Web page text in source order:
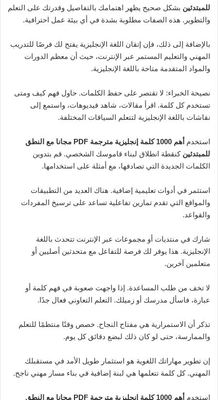
للمبتدئين بشكل صحيح يظهر اهتمامك بالتفاصيل وقدرتك على التعلم
والتطوير. هذه الصفات مطلوبة بشدة في أي بيئة عمل احترافية.
بالإضافة إلى ذلك، فإن إتقان اللغة الإنجليزية يفتح لك فرصًا للتدريب
المهني والتعليم المستمر عبر الإنترنت، حيث أن معظم الدورات
والمواد المتقدمة متاحة باللغة الإنجليزية.
نصيحة الخبراء: لا تقتصر على حفظ الكلمات. حاول فهم كيف ومتى
تستخدم كل كلمة. اقرأ مقالات، شاهد فيديوهات، واستمع إلى
نقاشات باللغة الإنجليزية لتتعلم السياقات المختلفة.
استخدم
أهم 1000 كلمة إنجليزية مترجمة PDF مجانا مع النطق
للمبتدئين كنقطة انطلاق لبناء قاموسك الشخصي. قم بتدوين
الكلمات الجديدة التي تصادفها، مع أمثلة على استخدامها.
استثمر في أدوات تعليمية إضافية. هناك العديد من التطبيقات
والمواقع التي تقدم تمارين تفاعلية تساعد على ترسيخ المفردات
والقواعد.
شارك في منتديات أو مجموعات عبر الإنترنت تتحدث باللغة
الإنجليزية. هذا يوفر لك فرصة للتفاعل مع متحدثين أصليين أو
متعلمين آخرين.
لا تخف من طلب المساعدة. إذا واجهت صعوبة في فهم كلمة أو
عبارة، فاسأل مدرسك أو زميلك. التعلم التعاوني فعال جدًا.
تذكر أن الاستمرارية هي مفتاح النجاح. خصص وقتًا منتظمًا للتعلم
والممارسة، حتى لو كان ذلك لبضع دقائق كل يوم.
إن تطوير مهاراتك اللغوية هو استثمار طويل الأمد في مستقبلك
المهني. كل كلمة تتعلمها هي لبنة إضافية في بناء مسار مهني ناجح.
استخدم أهم 1000 كلمة إنجليزية مترجمة PDF مجانا مع النطق